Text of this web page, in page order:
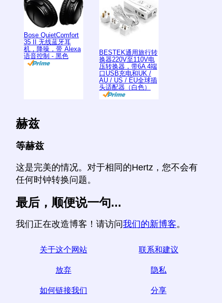
Bose QuietComfort
35 II 无线蓝牙耳
机，降噪，带 Alexa
语音控制 - 黑色
BESTEK通用旅行转
换器220V至110V电
压转换器，带6A 4端
口USB充电和UK /
AU / US / EU全球插
头适配器（白色）
赫兹
等赫兹
这是完美的情况。对于相同的Hertz，您不会有
任何时钟转换问题。
最后，顺便说一句...
我们正在改造博客！请访问我们的新博客。
关于这个网站 联系和建议
放弃 隐私
如何链接我们 分享